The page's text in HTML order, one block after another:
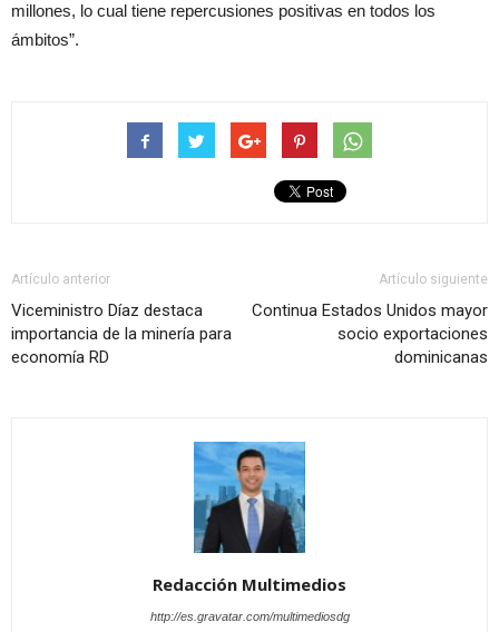
millones, lo cual tiene repercusiones positivas en todos los
ámbitos”.
Artículo anterior
Viceministro Díaz destaca
importancia de la minería para
economía RD
Artículo siguiente
Continua Estados Unidos mayor
socio exportaciones
dominicanas
Redacción Multimedios
http://es.gravatar.com/multimediosdg